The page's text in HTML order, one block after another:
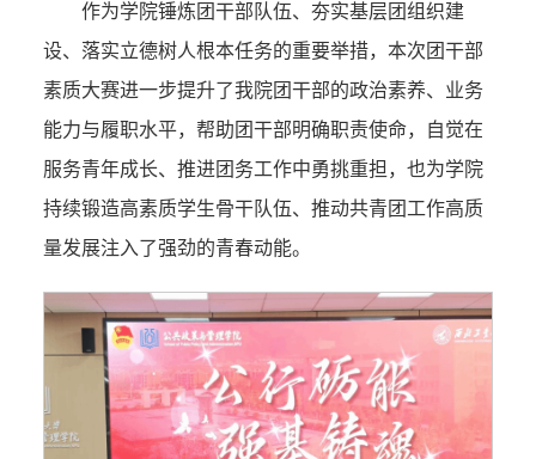
作为学院锤炼团干部队伍、夯实基层团组织建
设、落实立德树人根本任务的重要举措，本次团干部
素质大赛进一步提升了我院团干部的政治素养、业务
能力与履职水平，帮助团干部明确职责使命，自觉在
服务青年成长、推进团务工作中勇挑重担，也为学院
持续锻造高素质学生骨干队伍、推动共青团工作高质
量发展注入了强劲的青春动能。